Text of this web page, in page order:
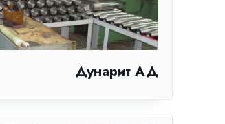
Дунарит АД